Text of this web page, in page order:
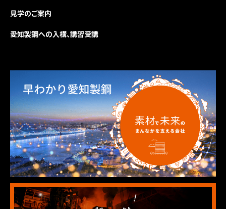
見学のご案内
愛知製鋼への入構、講習受講